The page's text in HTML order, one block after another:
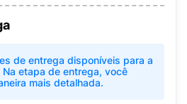
de entrega disponíveis para a
etapa de entrega, você
mais detalhada.